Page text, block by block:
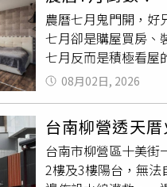
樓。台灣房屋集團趨
高，像嘉義縣市、苗
年輕購屋族佔比逐步
數縣市房價相對親民
貸狀況。（圖／台灣
種人」快拜 求財求
工」的好日子跟時辰
七月繼續動工動土也
房子等前置作業，請
工」。 三、七月購
活動，不妨把握家
進新家。
農曆七月鬼門開，好
七月卻是購屋買房、
七月反而是積極看屋
門命理教育協會創會
什麼都好談，此時
曆八月找個好日子正
就是可以在農曆六月
角落各敲三下，表示
08月02日, 2026
台南柳營透天
台南市柳營區十美街
2樓及3樓陽台，無